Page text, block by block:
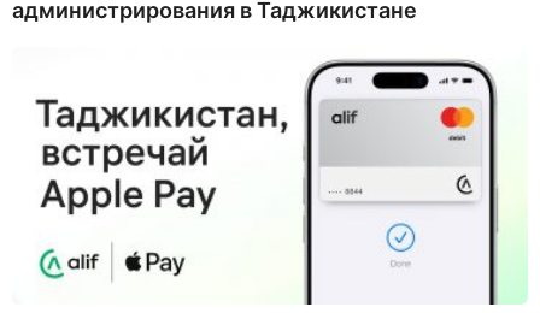
администрирования в Таджикистане